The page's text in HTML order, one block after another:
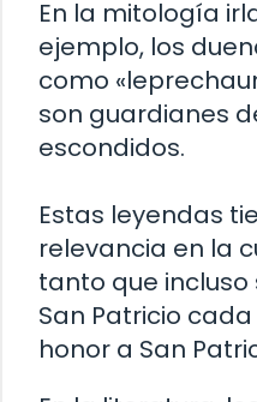
En la mitología
ejemplo, los
como
son guardianes
escondidos.
Estas leyendas
relevancia en la
tanto que
San Patricio
honor a San